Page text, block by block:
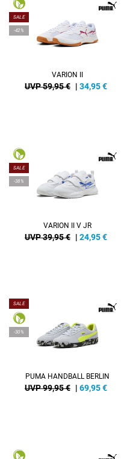
SALE
-42%
VARION II
UVP 59,95 € | 34,95€
SALE
-38%
VARION II V JR
UVP 39,95 € | 24,95€
SALE
-30%
PUMA HANDBALL BERLIN
UVP 99,95 € | 69,95€